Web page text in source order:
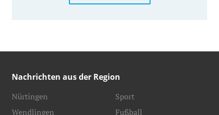
Nachrichten aus der Region
Nürtingen
Wendlingen
Sport
Fußball